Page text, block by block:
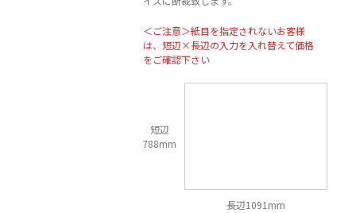
＜ご注意＞紙目を指定されないお客様
は、短辺×長辺の入力を入れ替えて価格
をご確認下さい
短辺
788mm
長辺1091mm